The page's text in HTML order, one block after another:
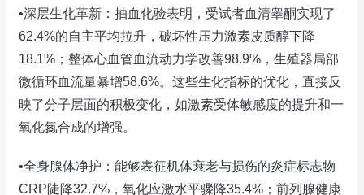
•深层生化革新：抽血化验表明，受试者血清睾酮实现了
62.4%的自主平均拉升，破坏性压力激素皮质醇下降
18.1%；整体心血管血流动力学改善98.9%，生殖器局部
微循环血流量暴增58.6%。这些生化指标的优化，直接反
映了分子层面的积极变化，如激素受体敏感度的提升和一
氧化氮合成的增强。
•全身腺体净护：能够表征机体衰老与损伤的炎症标志物
CRP陡降32.7%，氧化应激水平骤降35.4%；前列腺健康